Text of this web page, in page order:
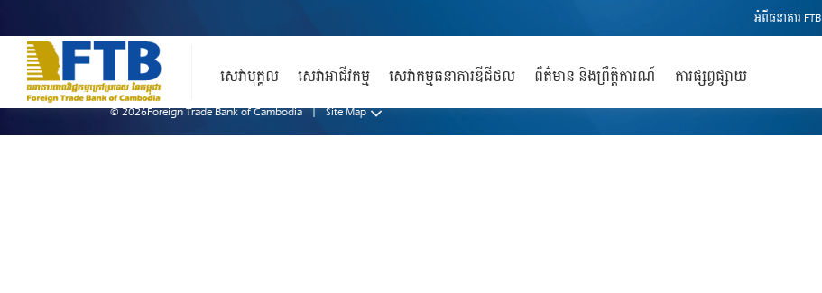
អំពីធនាគារ FTB
សេវាបុគ្គល សេវាអាជីវកម្ម សេវាកម្មធនាគារឌីជីថល ព័ត៌មាន និងព្រឹត្តិការណ៍ ការផ្សព្វផ្សាយ
គោលការណ៍ឯកជនភាព
© 2026Foreign Trade Bank of Cambodia | Site Map